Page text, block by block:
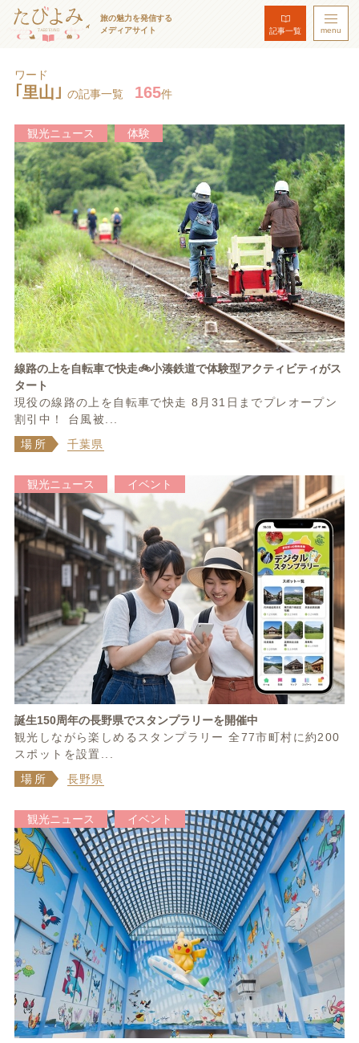
旅の魅力を発信する
メディアサイト
記事一覧 menu
ワード
｢里山｣ の記事一覧 165件
観光ニュース 体験
線路の上を自転車で快走🚲小湊鉄道で体験型アクティビティがス
タート
現役の線路の上を自転車で快走 8月31日までプレオープン
割引中！ 台風被...
場所
千葉県
観光ニュース イベント
誕生150周年の長野県でスタンプラリーを開催中
観光しながら楽しめるスタンプラリー 全77市町村に約200
スポットを設置...
場所
長野県
観光ニュース イベント